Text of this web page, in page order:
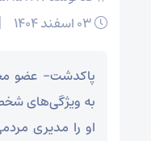
پاکدشت- عضو
به ویژگی‌های
او را مدیری